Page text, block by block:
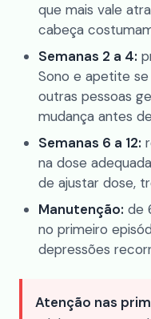
que mais vale
cabeça
Semanas 2 a 4:
Sono e apetite
outras pessoas
mudança antes
Semanas 6 a 12:
na dose
de ajustar dose,
Manutenção: de
no primeiro
depressões
Atenção nas